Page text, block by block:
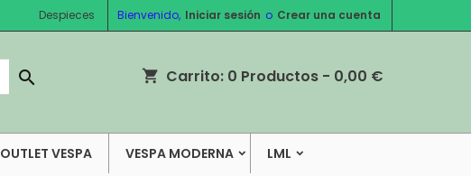
Bienvenido, Iniciar sesión o Crear una cuenta
Despieces
shopping_cart Carrito: 0 Productos - 0,00 €

OUTLET VESPA VESPA MODERNA LML